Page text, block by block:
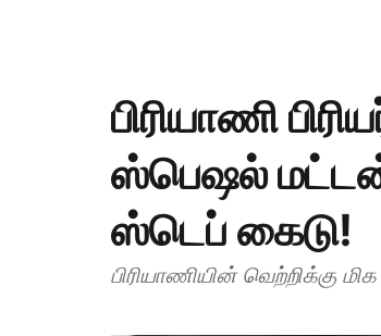
பிரியாணி
ஸ்பெஷல் மட்டன்
ஸ்டெப் கைடு!
பிரியாணியின் வெற்றிக்கு